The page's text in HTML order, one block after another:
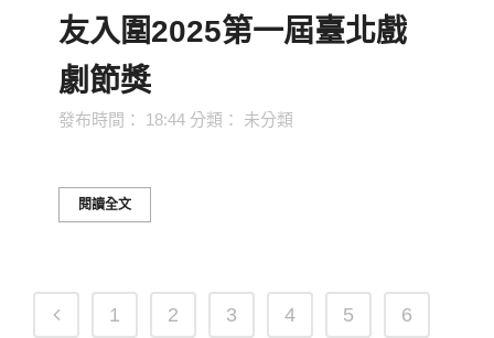
友入圍2025第一屆臺北戲
劇節獎
發布時間： 18:44 分類： 未分類
閱讀全文
1 2 3 4 5 6